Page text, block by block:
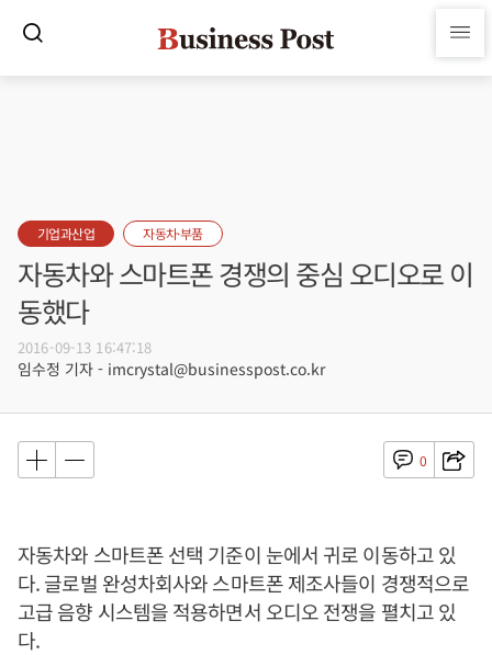
기업과산업 자동차·부품
자동차와 스마트폰 경쟁의 중심 오디오로 이
동했다
2016-09-13 16:47:18
임수정 기자 - imcrystal@businesspost.co.kr
0
자동차와 스마트폰 선택 기준이 눈에서 귀로 이동하고 있
다. 글로벌 완성차회사와 스마트폰 제조사들이 경쟁적으로
고급 음향 시스템을 적용하면서 오디오 전쟁을 펼치고 있
다.